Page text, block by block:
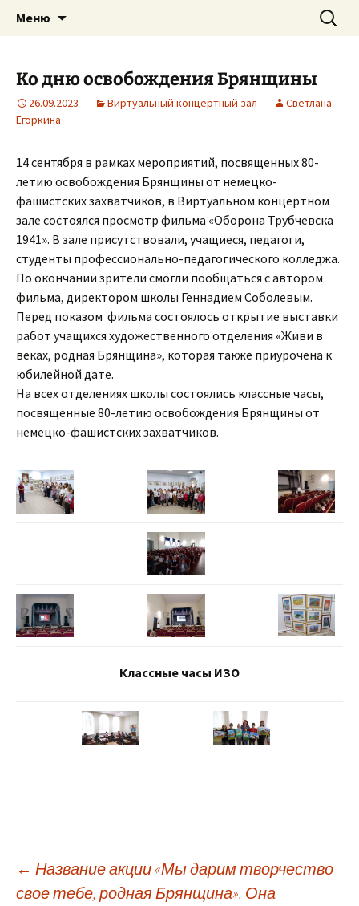
Трубчевская детская школа
искусств
им. А. Вяльцевой
Меню Найти:
Ко дню освобождения Брянщины
26.09.2023 Виртуальный концертный зал
Светлана
Егоркина
14 сентября в рамках мероприятий, посвященных 80-
летию освобождения Брянщины от немецко-
фашистских захватчиков, в Виртуальном концертном
зале состоялся просмотр фильма «Оборона Трубчевска
1941». В зале присутствовали, учащиеся, педагоги,
студенты профессионально-педагогического колледжа.
По окончании зрители смогли пообщаться с автором
фильма, директором школы Геннадием Соболевым.
Перед показом фильма состоялось открытие выставки
работ учащихся художественного отделения «Живи в
веках, родная Брянщина», которая также приурочена к
юбилейной дате.
На всех отделениях школы состоялись классные часы,
посвященные 80-летию освобождения Брянщины от
немецко-фашистских захватчиков.
Классные часы ИЗО
Навигация
← Название акции «Мы дарим творчество
свое тебе, родная Брянщина». Она